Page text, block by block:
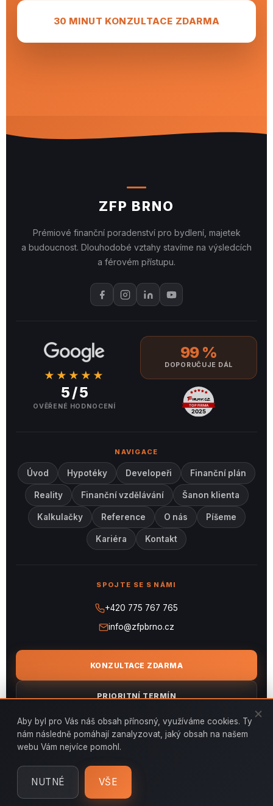
30 MINUT KONZULTACE ZDARMA
ZFP BRNO
Prémiové finanční poradenství pro bydlení, majetek
a budoucnost. Dlouhodobé vztahy stavíme na výsledcích
a férovém přístupu.
★★★★★
5 / 5
OVĚŘENÉ HODNOCENÍ
99 %
DOPORUČUJE DÁL
NAVIGACE
Úvod Hypotéky Developeři Finanční plán
Reality Finanční vzdělávání Šanon klienta
Kalkulačky Reference O nás Píšeme
Kariéra Kontakt
SPOJTE SE S NÁMI
+420 775 767 765
info@zfpbrno.cz
KONZULTACE ZDARMA
PRIORITNÍ TERMÍN
NEZÁVAZNÁ NABÍDKA
Aby byl pro Vás náš obsah přínosný, využíváme cookies. Ty
nám následně pomáhají zanalyzovat, jaký obsah na našem
webu Vám nejvíce pomohl.
NUTNÉ VŠE